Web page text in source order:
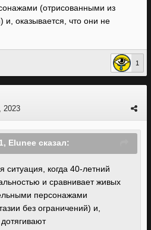
(отрисованными из
и, оказывается, что они не
1
2023
Elunee сказал:
ситуация, когда 40-летний
и сравнивает живых
персонажами
без ограничений) и,